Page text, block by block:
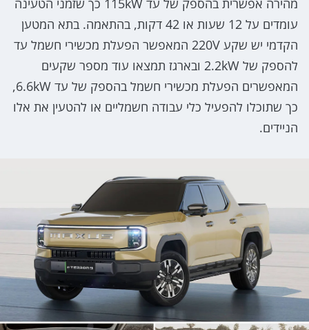
עומדים על 12 שעות או 42 דקות, בהתאמה. בתא המטען
הקדמי יש שקע 220V המאפשר הפעלת מכשירי חשמל עד
להספק של 2.2kW ובארגז תמצאו עוד מספר שקעים
המאפשרים הפעלת מכשירי חשמל בהספק של עד 6.6kW,
כך שתוכלו להפעיל כלי עבודה חשמליים או להטעין את אלו
הניידים.